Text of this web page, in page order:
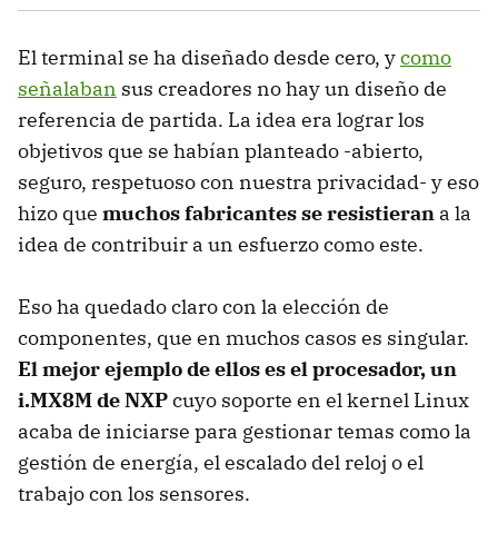
El terminal se ha diseñado desde cero, ycomo
señalaban sus creadores no hay un diseño de
referencia de partida. La idea era lograr los
objetivos que se habían planteado -abierto,
seguro, respetuoso con nuestra privacidad- y eso
hizo que muchos fabricantes se resistieran a la
idea de contribuir a un esfuerzo como este.
Eso ha quedado claro con la elección de
componentes, que en muchos casos es singular.
El mejor ejemplo de ellos es el procesador, un
i.MX8M de NXPcuyo soporte en el kernel Linux
acaba de iniciarse para gestionar temas como la
gestión de energía, el escalado del reloj o el
trabajo con los sensores.